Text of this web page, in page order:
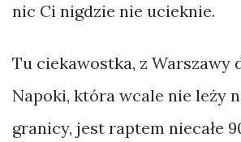
nic Ci nigdzie nie ucieknie.
Tu ciekawostka, z Warszawy
Napoki, która wcale nie leży
granicy, jest raptem niecałe
bikepacking